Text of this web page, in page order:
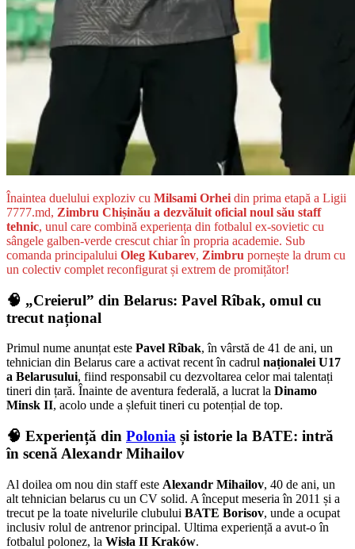
Înaintea duelului exploziv cu Milsami Orhei din prima etapă a Ligii
7777.md, Zimbru Chișinău a dezvăluit oficial noul său staff
tehnic, unul care combină experiența din fotbalul ex-sovietic cu
sângele galben-verde crescut chiar în propria academie. Sub
comanda principalului Oleg Kubarev, Zimbru pornește la drum cu
un colectiv complet reconfigurat și extrem de promițător!
🧠 „Creierul” din Belarus: Pavel Rîbak, omul cu
trecut național
Primul nume anunțat este Pavel Rîbak, în vârstă de 41 de ani, un
tehnician din Belarus care a activat recent în cadrul naționalei U17
a Belarusului, fiind responsabil cu dezvoltarea celor mai talentați
tineri din țară. Înainte de aventura federală, a lucrat la Dinamo
Minsk II, acolo unde a șlefuit tineri cu potențial de top.
🧠 Experiență din Polonia și istorie la BATE: intră
în scenă Alexandr Mihailov
Al doilea om nou din staff este Alexandr Mihailov, 40 de ani, un
alt tehnician belarus cu un CV solid. A început meseria în 2011 și a
trecut pe la toate nivelurile clubului BATE Borisov, unde a ocupat
inclusiv rolul de antrenor principal. Ultima experiență a avut-o în
fotbalul polonez, la Wisła II Kraków.